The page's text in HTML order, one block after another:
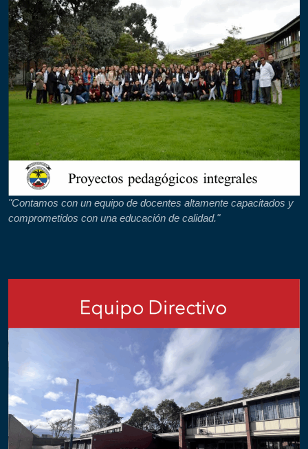
"Contamos con un equipo de docentes altamente capacitados y
comprometidos con una educación de calidad."